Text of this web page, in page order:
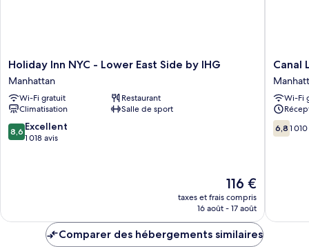
Holiday
Inn
NYC
-
Lower
East
Side
Holiday Inn NYC - Lower East Side by IHG
Manhattan
Wi-Fi gratuit
Restaurant
Climatisation
Salle de sport
8.6
sur
8,6 Excellent
1 018 avis
Le
nouveau
prix
de
116 €
taxes et frais compris
16 août - 17 août
Canal
Loft
Hotel
Canal
Wi-Fi
6.8
sur
6,8 1
Comparer des hébergements similaires